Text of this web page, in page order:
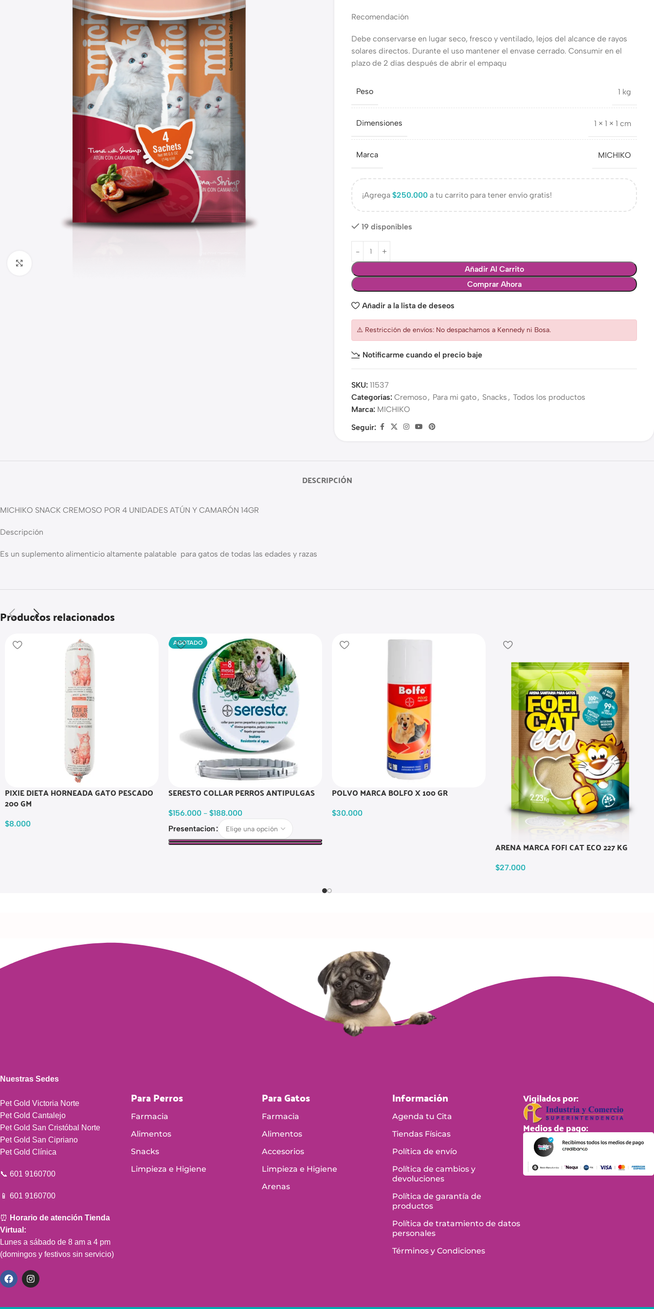
Recomendación
Debe conservarse en lugar seco, fresco y ventilado, lejos del alcance de rayos
solares directos. Durante el uso mantener el envase cerrado. Consumir en el
plazo de 2 días después de abrir el empaqu
Peso 1 kg
Dimensiones 1 × 1 × 1 cm
Marca MICHIKO
¡Agrega $250.000 a tu carrito para tener envío gratis!
19 disponibles
Añadir Al Carrito
Comprar Ahora
Añadir a la lista de deseos
⚠️ Restricción de envíos: No despachamos a Kennedy ni Bosa.
Notificarme cuando el precio baje
SKU: 11537
Categorías: Cremoso, Para mi gato, Snacks , Todos los productos
Marca: MICHIKO
Seguir:
DESCRIPCIÓN
MICHIKO SNACK CREMOSO POR 4 UNIDADES ATÚN Y CAMARÓN 14GR
Descripción
Es un suplemento alimenticio altamente palatable para gatos de todas las edades y razas
Productos relacionados
PIXIE DIETA HORNEADA GATO PESCADO
200 GM
$8.000
AGOTADO
SERESTO COLLAR PERROS ANTIPULGAS
$156.000 - $188.000
Presentacion
POLVO MARCA BOLFO X 100 GR
$30.000
ARENA MARCA FOFI CAT ECO 227 KG
$27.000
Nuestras Sedes
Pet Gold Victoria Norte
Pet Gold Cantalejo
Pet Gold San Cristóbal Norte
Pet Gold San Cipriano
Pet Gold Clínica
📞 601 9160700
📱 601 9160700
⏰ Horario de atención Tienda
Virtual:
Lunes a sábado de 8 am a 4 pm
(domingos y festivos sin servicio)
Para Perros
Farmacia
Alimentos
Snacks
Limpieza e Higiene
Para Gatos
Farmacia
Alimentos
Accesorios
Limpieza e Higiene
Arenas
Información
Agenda tu Cita
Tiendas Físicas
Política de envío
Política de cambios y
devoluciones
Política de garantía de
productos
Política de tratamiento de datos
personales
Términos y Condiciones
Vigilados por:
Medios de pago: